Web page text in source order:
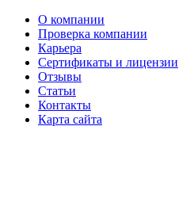
О компании
Проверка компании
Карьера
Сертификаты и лицензии
Отзывы
Статьи
Контакты
Карта сайта